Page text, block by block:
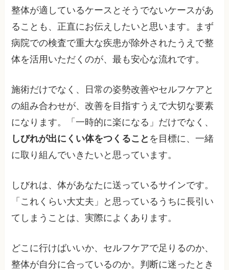
整体が適しているケースとそうでないケースがあ
ることも、正直にお伝えしたいと思います。まず
病院での検査で重大な疾患が除外されたうえで整
体を活用いただくのが、最も安心な流れです。
施術だけでなく、日常の姿勢改善やセルフケアと
の組み合わせが、改善を目指すうえで大切な要素
になります。「一時的に楽になる」だけでなく、
しびれが出にくい体をつくること を目標に、一緒
に取り組んでいきたいと思っています。
しびれは、体があなたに送っているサインです。
「これくらい大丈夫」と思っているうちに長引い
てしまうことは、実際によくあります。
どこに行けばいいか、セルフケアで足りるのか、
整体が自分に合っているのか。判断に迷ったとき